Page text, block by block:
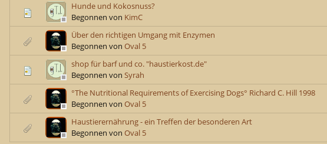
Hunde und Kokosnuss?
Begonnen von KimC
Über den richtigen Umgang mit Enzymen
Begonnen von Oval 5
shop für barf und co. "haustierkost.de"
Begonnen von Syrah
°The Nutritional Requirements of Exercising Dogs° Richard C. Hill 1998
Begonnen von Oval 5
Haustierernährung - ein Treffen der besonderen Art
Begonnen von Oval 5